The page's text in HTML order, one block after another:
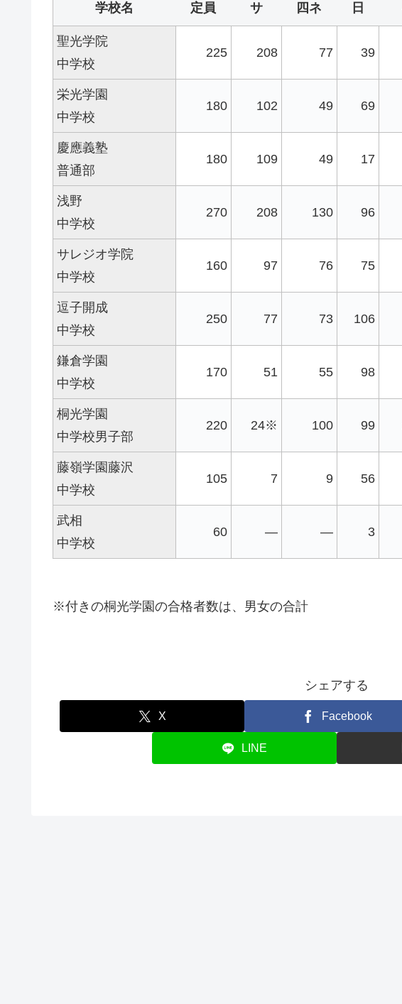
学校名 定員 サ 四ネ 日
聖光学院
中学校
225 208 77 39
栄光学園
中学校
180 102 49 69
慶應義塾
普通部
180 109 49 17
浅野
中学校
270 208 130 96
サレジオ学院
中学校
160 97 76 75
逗子開成
中学校
250 77 73 106
鎌倉学園
中学校
170 51 55 98
桐光学園
中学校男子部
220 24※ 100 99
藤嶺学園藤沢
中学校
105 7 9 56
武相
中学校
60 — — 3
※付きの桐光学園の合格者数は、男女の合計
シェアする
X Facebook
LINE